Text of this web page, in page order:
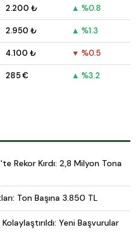
2.200 ₺ ▲ %0.8
2.950 ₺ ▲ %1.3
4.100 ₺ ▼ %0.5
285 € ▲ %3.2
Rekor Kırdı: 2,8 Milyon Tona
Ton Başına 3.850 TL
Yeni Başvurular